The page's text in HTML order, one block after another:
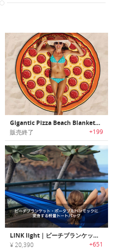
Gigantic Pizza Beach Blanket｜巨大なピザ風ビーチブランケット
販売終了 +199
LINK light｜ビーチブランケット・ポータブルハンモックに変身する軽量トートバッグ「リンクライト」
¥ 20,390 +651